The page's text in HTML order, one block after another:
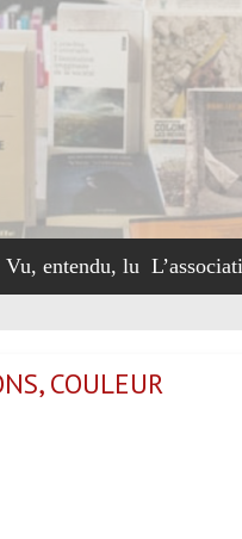
Vu, entendu, lu
COULEUR